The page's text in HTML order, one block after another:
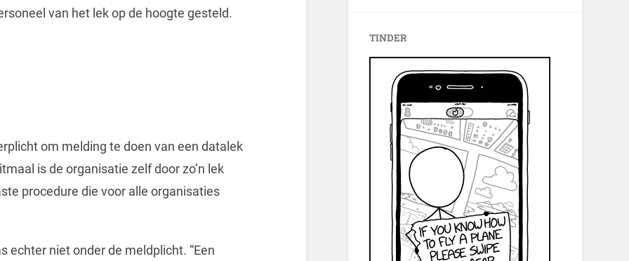
van het lek op de hoogte gesteld.
om melding te doen van een datalek
is de organisatie zelf door zo’n lek
procedure die voor alle organisaties
echter niet onder de meldplicht. “Een
TINDER